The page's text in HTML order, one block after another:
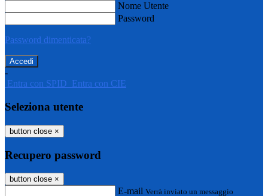
Nome Utente
Password
Password dimenticata?
-
Entra con SPID Entra con CIE
Seleziona utente
button close ×
Recupero password
button close ×
E-mail Verrà inviato un messaggio